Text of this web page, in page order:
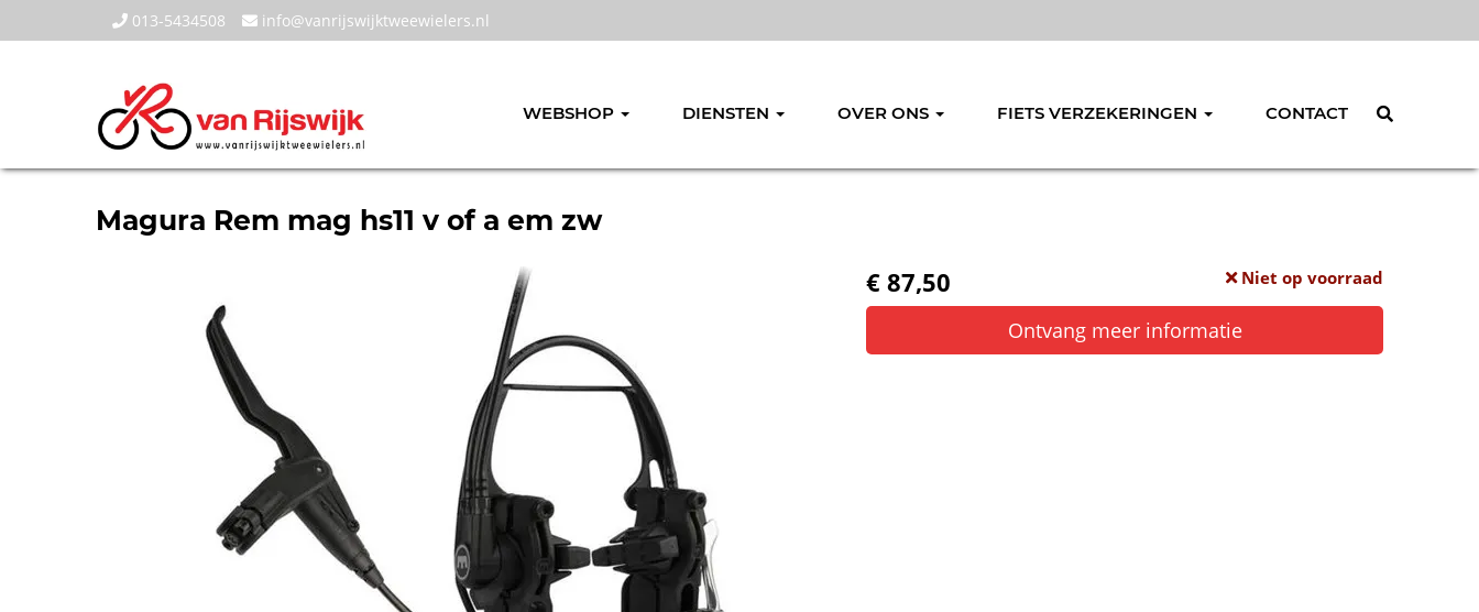
013-5434508 info@vanrijswijktweewielers.nl
WEBSHOP DIENSTEN OVER ONS FIETS VERZEKERINGEN CONTACT
Magura Rem mag hs11 v of a em zw
€ 87,50
Niet op voorraad
Ontvang meer informatie